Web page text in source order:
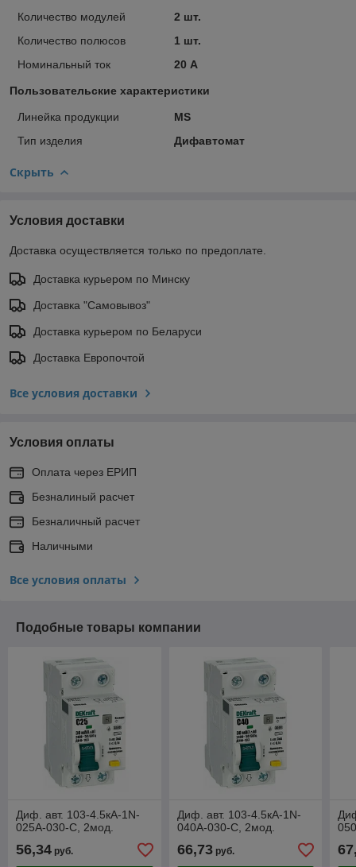
Количество модулей
2 шт.
Количество полюсов
1 шт.
Номинальный ток
20 А
Пользовательские характеристики
Линейка продукции
MS
Тип изделия
Дифавтомат
Скрыть
Условия доставки
Доставка осуществляется только по предоплате.
Доставка курьером по Минску
Доставка "Самовывоз"
Доставка курьером по Беларуси
Доставка Европочтой
Все условия доставки
Условия оплаты
Оплата через ЕРИП
Безналиный расчет
Безналичный расчет
Наличными
Все условия оплаты
Подобные товары компании
Диф. авт. 103-4.5кА-1N-
025A-030-C, 2мод.
56,34 руб.
Диф. авт. 103-4.5кА-1N-
040A-030-C, 2мод.
66,73руб.